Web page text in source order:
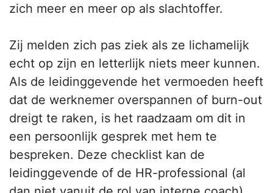
zich meer en meer op als slachtoffer.
Zij melden zich pas ziek als ze lichamelijk
echt op zijn en letterlijk niets meer kunnen.
Als de leidinggevende het vermoeden heeft
dat de werknemer overspannen of burn-out
dreigt te raken, is het raadzaam om dit in
een persoonlijk gesprek met hem te
bespreken. Deze checklist kan de
leidinggevende of de HR-professional (al